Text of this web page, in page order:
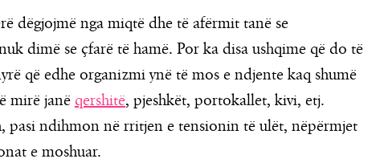
dëgjojmë nga miqtë dhe të afërmit tanë se
dimë se çfarë të hamë. Por ka disa ushqime që do të
që edhe organizmi ynë të mos e ndjente kaq shumë
mirë janë qershitë, pjeshkët, portokallet, kivi, etj.
pasi ndihmon në rritjen e tensionin të ulët, nëpërmjet
e moshuar.